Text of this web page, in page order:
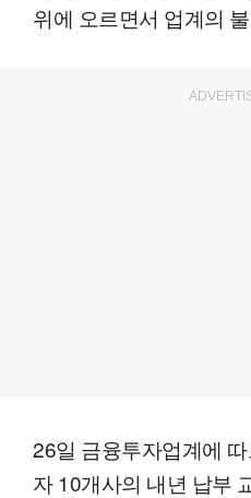
위에 오르면서 업계의
26일 금융투자업계에
자 10개사의 내년 납부